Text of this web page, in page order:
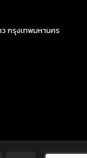
กรุงเทพมหานคร